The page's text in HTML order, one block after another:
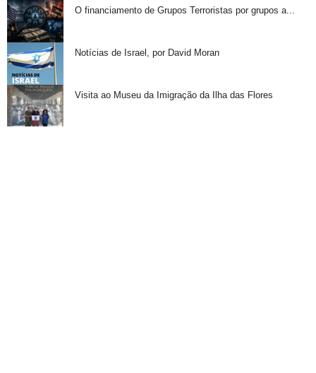
O financiamento de Grupos Terroristas por grupos a...
Notícias de Israel, por David Moran
Visita ao Museu da Imigração da Ilha das Flores